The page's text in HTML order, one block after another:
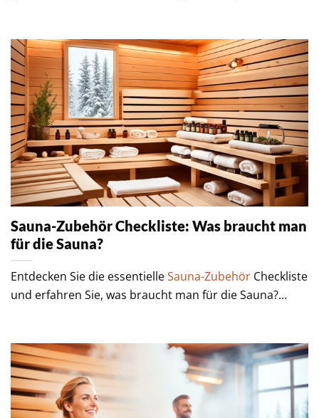
Sauna-Zubehör Checkliste: Was braucht man
für die Sauna?
Entdecken Sie die essentielleSauna-Zubehör Checkliste
und erfahren Sie, was braucht man für die Sauna?...